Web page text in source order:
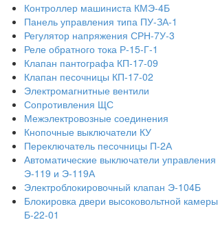
Контроллер машиниста КМЭ-4Б
Панель управления типа ПУ-ЗА-1
Регулятор напряжения СРН-7У-3
Реле обратного тока Р-15-Г-1
Клапан пантографа КП-17-09
Клапан песочницы КП-17-02
Электромагнитные вентили
Сопротивления ЩС
Межэлектровозные соединения
Кнопочные выключатели КУ
Переключатель песочницы П-2А
Автоматические выключатели управления
Э-119 и Э-119А
Электроблокировочный клапан Э-104Б
Блокировка двери высоковольтной камеры
Б-22-01